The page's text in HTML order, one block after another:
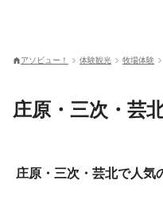
アソビュー！ 体験観光 牧場体験
庄原・三次・芸
庄原・三次・芸北で人気